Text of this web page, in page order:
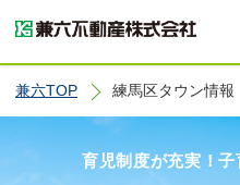
兼六TOP 練馬区タウン情報
育児制度が充実！